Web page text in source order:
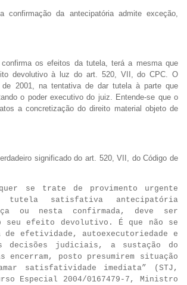
confirmação da antecipatória admite exceção,
os efeitos da tutela, terá a mesma que
devolutivo à luz do art. 520, VII, do CPC. O
2001, na tentativa de dar tutela à parte que
o poder executivo do juiz. Entende-se que o
a concretização do direito material objeto de
significado do art. 520, VII, do Código de
se trate de provimento urgente
tutela satisfativa antecipatória
ou nesta confirmada, deve ser
seu efeito devolutivo. É que não se
efetividade, autoexecutoriedade e
decisões judiciais, a sustação do
encerram, posto presumirem situação
satisfatividade imediata” (STJ,
Especial 2004/0167479-7, Ministro